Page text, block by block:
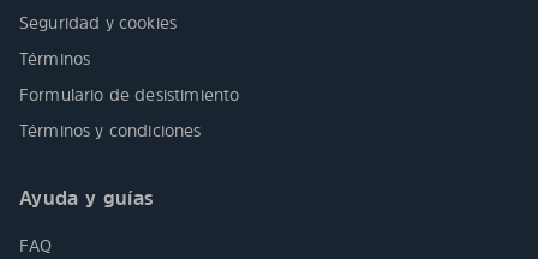
Seguridad y cookies
Términos
Formulario de desistimiento
Términos y condiciones
Ayuda y guías
FAQ